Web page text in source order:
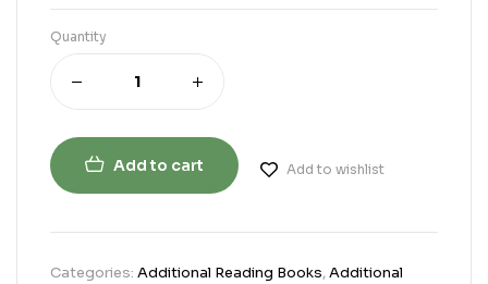
Quantity
Add to cart Add to wishlist
Categories: Additional Reading Books,Additional